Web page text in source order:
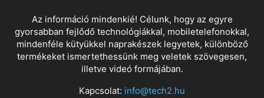
Az információ mindenkié! Célunk, hogy az egyre
gyorsabban fejlődő technológiákkal, mobiletelefonokkal,
mindenféle kütyükkel naprakészek legyetek, különböző
termékeket ismertethessünk meg veletek szövegesen,
illetve videó formájában.
Kapcsolat: info@tech2.hu